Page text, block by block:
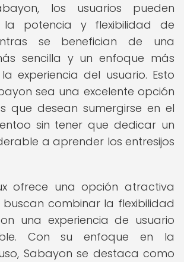
los usuarios pueden
potencia y flexibilidad de
se benefician de una
sencilla y un enfoque más
experiencia del usuario. Esto
sea una excelente opción
que desean sumergirse en el
sin tener que dedicar un
a aprender los entresijos
ofrece una opción atractiva
combinar la flexibilidad
una experiencia de usuario
Con su enfoque en la
Sabayon se destaca como